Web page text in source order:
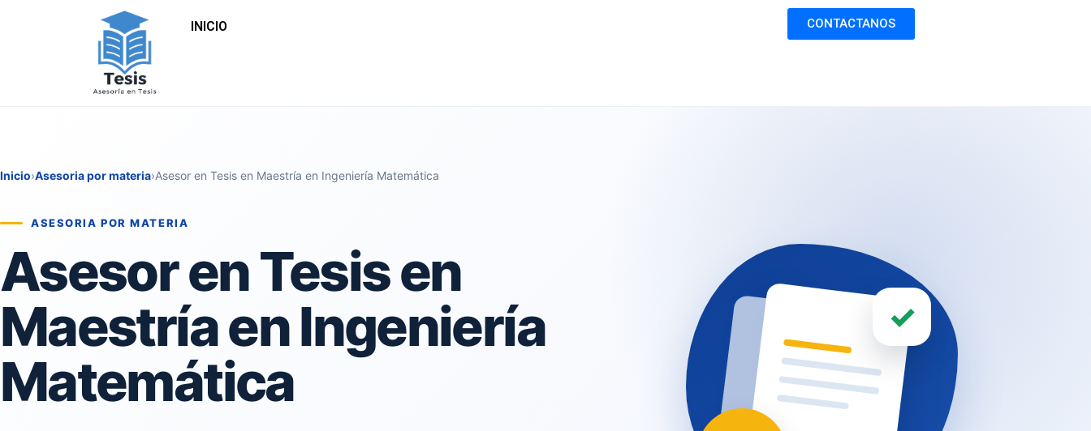
INICIO CONTACTANOS
Inicio›Asesoria por materia›Asesor en Tesis en Maestría en Ingeniería Matemática
ASESORIA POR MATERIA
Asesor en Tesis en
Maestría en Ingeniería
Matemática
✓